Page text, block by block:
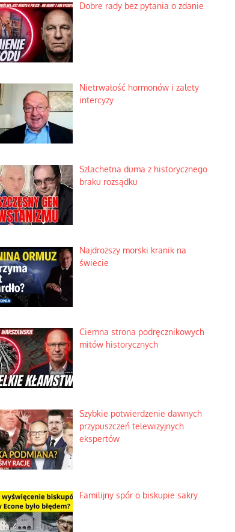
Dobre rady bez pytania o zdanie
Nietrwałość hormonów i zalety
intercyzy
Szlachetna duma z historycznego
braku rozsądku
Najdroższy morski kranik na
świecie
Ciemna strona podręcznikowych
mitów historycznych
Szybkie potwierdzenie dawnych
przypuszczeń telewizyjnych
ekspertów
Familijny spór o biskupie sakry